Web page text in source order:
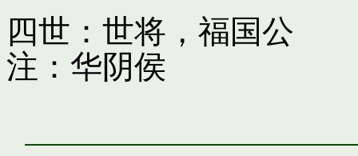
四世：世将，福国公
注：华阴侯